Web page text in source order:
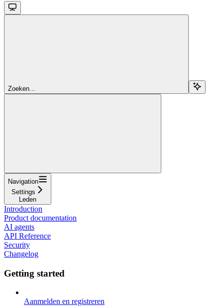
Zoeken...
Navigation
Settings
Leden
Introduction
Product documentation
AI agents
API Reference
Security
Changelog
Getting started
Aanmelden en registreren